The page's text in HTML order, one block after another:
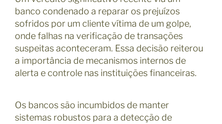
banco condenado a reparar os prejuízos
sofridos por um cliente vítima de um golpe,
onde falhas na verificação de transações
suspeitas aconteceram. Essa decisão reiterou
a importância de mecanismos internos de
alerta e controle nas instituições financeiras.
Os bancos são incumbidos de manter
sistemas robustos para a detecção de